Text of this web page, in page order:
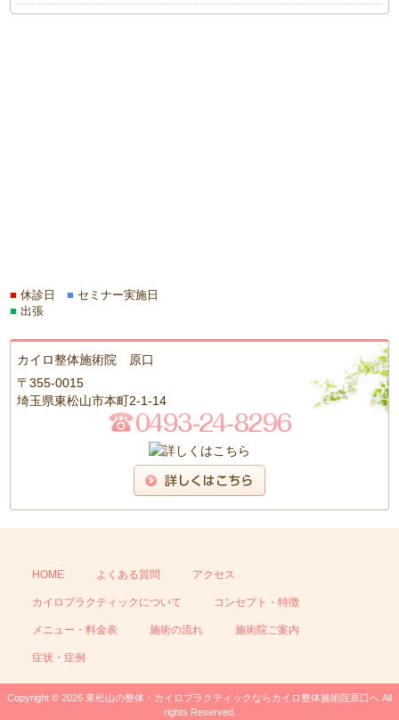
■ 休診日■ セミナー実施日
■ 出張
カイロ整体施術院 原口
〒355-0015
埼玉県東松山市本町2-1-14
HOME よくある質問 アクセス
カイロプラクティックについて コンセプト・特徴
メニュー・料金表 施術の流れ 施術院ご案内
症状・症例
Copyright © 2026 東松山の整体・カイロプラクティックならカイロ整体施術院原口へ All
rights Reserved.